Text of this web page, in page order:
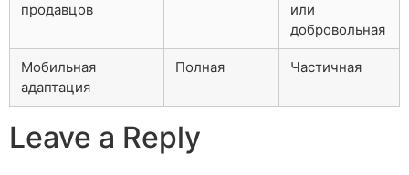
продавцов
или
добровольная
Мобильная
адаптация
Полная Частичная
Leave a Reply